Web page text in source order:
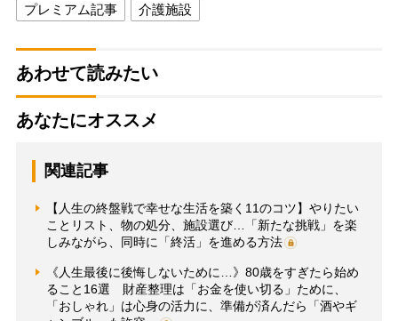
プレミアム記事 介護施設
あわせて読みたい
あなたにオススメ
関連記事
【人生の終盤戦で幸せな生活を築く11のコツ】やりたい
ことリスト、物の処分、施設選び…「新たな挑戦」を楽
しみながら、同時に「終活」を進める方法
《人生最後に後悔しないために…》80歳をすぎたら始め
ること16選 財産整理は「お金を使い切る」ために、
「おしゃれ」は心身の活力に、準備が済んだら「酒やギ